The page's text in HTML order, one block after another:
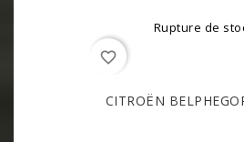
Rupture de
favorite_border
CITROËN